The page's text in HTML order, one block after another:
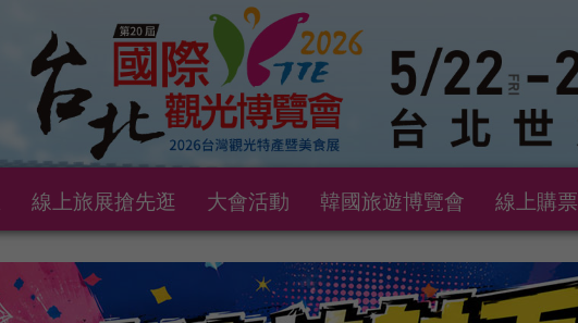
線上旅展搶先逛 大會活動 韓國旅遊博覽會 線上購票